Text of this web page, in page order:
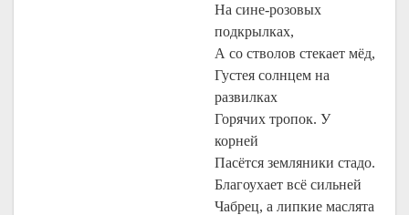
На сине-розовых
подкрылках,
А со стволов стекает мёд,
Густея солнцем на
развилках
Горячих тропок. У
корней
Пасётся земляники стадо.
Благоухает всё сильней
Чабрец, а липкие маслята